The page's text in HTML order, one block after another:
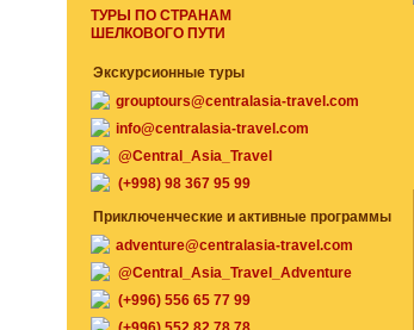
ТУРЫ ПО СТРАНАМ
ШЕЛКОВОГО ПУТИ
Экскурсионные туры
grouptours@centralasia-travel.com
info@centralasia-travel.com
@Central_Asia_Travel
(+998) 98 367 95 99
Приключенческие и активные программы
adventure@centralasia-travel.com
@Central_Asia_Travel_Adventure
(+996) 556 65 77 99